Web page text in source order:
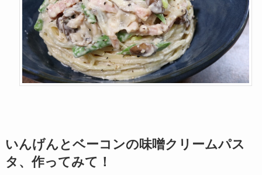
いんげんとベーコンの味噌クリームパス
タ 、作ってみて！